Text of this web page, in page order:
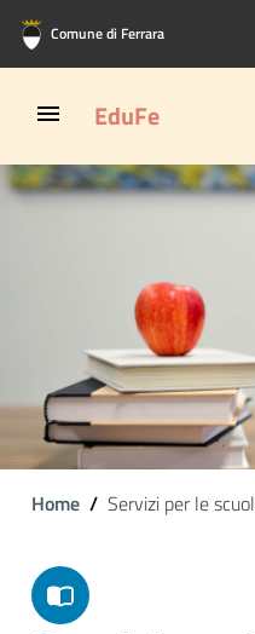
Vai al contenuto principale
Vai al footer
Comune di Ferrara
EduFe
Home Servizi per le